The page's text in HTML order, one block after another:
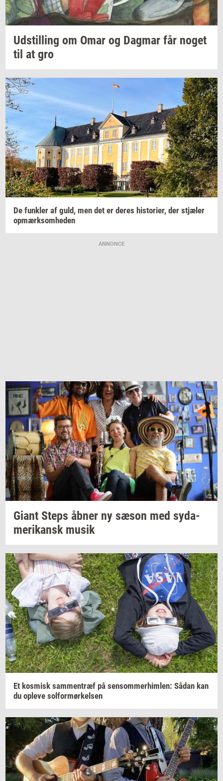
Ud­stil­ling om Omar og Dag­mar får noget
til at gro
De funk­ler af guld, men det er deres hi­sto­ri­er, der stjæ­ler
op­mærk­som­he­den
ANNONCE
Giant Steps åbner ny sæson med sy­da­
me­ri­kanskmusik
Et kos­misk sam­men­træf på sen­som­mer­him­len: Sådan kan
du op­le­ve sol­for­mør­kel­sen